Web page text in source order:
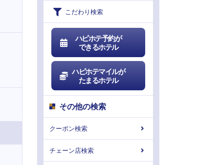
こだわり検索
ハピホテ予約が
できるホテル
ハピホテマイルが
たまるホテル
その他の検索
クーポン検索
チェーン店検索